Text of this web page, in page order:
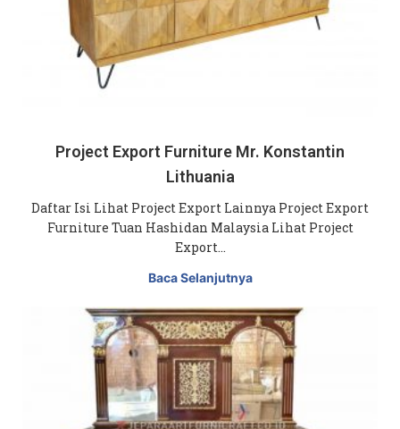
Project Export Furniture Mr. Konstantin
Lithuania
Daftar Isi Lihat Project Export Lainnya Project Export
Furniture Tuan Hashidan Malaysia Lihat Project
Export…
Baca Selanjutnya